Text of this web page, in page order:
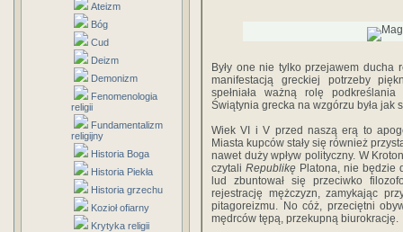
Ateizm
Bóg
Cud
Deizm
Demonizm
Fenomenologia
religii
Fundamentalizm
religijny
Historia Boga
Historia Piekła
Historia grzechu
Kozioł ofiarny
Krytyka religii
Były one nie tylko przejawem
manifestacją greckiej potrzeby
spełniała ważną rolę
Świątynia grecka na wzgórzu była jak
Wiek VI i V przed naszą erą to
Miasta kupców stały się również
na­wet duży wpływ polityczny. W
czy­tali Republikę Platona, nie będzie
lud zbuntował się przeciwko
rejestrację męż­czyzn, zamykając
pitagoreizmu. No cóż, prze­ciętni
mędrców tępą, przekupną biu­rokrację.